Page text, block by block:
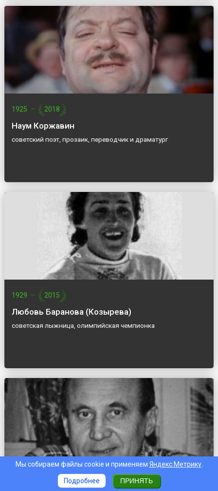
1925 — 2018
Наум Коржавин
советский поэт, прозаик, переводчик и драматург
1929 — 2015
Любовь Баранова (Козырева)
советская лыжница, олимпийская чемпионка
Мы собираем файлы cookie и применяем Яндекс.Метрику.
Подробнее ПРИНЯТЬ